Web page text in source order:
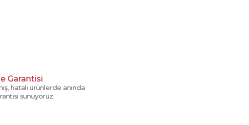
Garantisi
hatalı ürünlerde anında
sunuyoruz.